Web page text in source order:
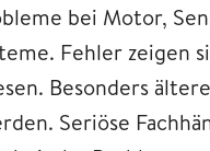
bei Motor,
Fehler zeigen
Besonders
Seriöse